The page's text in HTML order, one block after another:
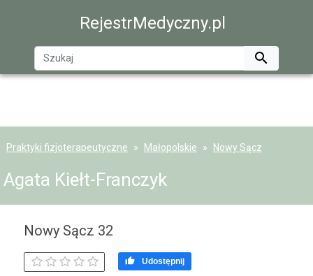
RejestrMedyczny.pl

Praktyki fizjoterapeutyczne Małopolskie Nowy Sącz
Agata Kiełt-Franczyk
Nowy Sącz 32
 Udostępnij